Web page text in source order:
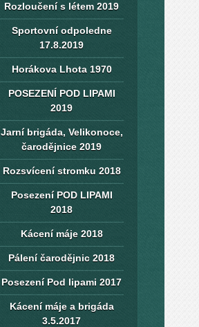
Rozloučení s létem 2019
Sportovní odpoledne
17.8.2019
Horákova Lhota 1970
POSEZENÍ POD LIPAMI
2019
Jarní brigáda, Velikonoce,
čarodějnice 2019
Rozsvícení stromku 2018
Posezení POD LIPAMI
2018
Kácení máje 2018
Pálení čarodějnic 2018
Posezení Pod lipami 2017
Kácení máje a brigáda
3.5.2017